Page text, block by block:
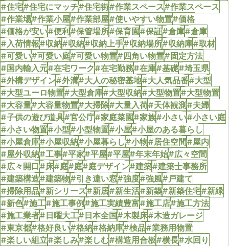
#住宅#住宅にマッチ#住宅街#作業スペース#作業スペース
#作業場#作業小屋#作業部屋#使いやすい物置#価格
#価格が安い#便利#保管場所#保育園#保証#倉庫#倉庫
#入荷情報#収納#収納#収納上手#収納場所#収納庫#取材
#可愛い#可愛い庭#可愛い物置#四角い物置#固定方法
#国内輸入元#在宅ワーク#在宅勤務#在庫#基礎#埼玉県
#外構デザイン#外溝#大人の秘密基地#大人気品番#大型
#大型ユーロ物置#大型倉庫#大型収納#大型物置#大型物置
#大容量#大容量物置#大掃除#大量入荷#天体観測#夫婦
#子供の遊び道具#官公庁#家庭菜園#家族#小さい#小さい庭
#小さい物置#小型#小型物置#小屋#小屋のある暮らし
#小屋倉庫#小屋収納#小屋暮らし#小物#居住空間#屋内
#屋外収納#工事#平家#平屋#平屋#年末年始#広々空間
#広々開口#床#庭#庭#庭デザイン#建築#建築士事務所
#建築構造#建築物#引き違い窓#強度#強風#戸建て
#掃除用品#新シリーズ#新居#新生活#新築#新築住宅#新緑
#新色#施工#施工事例#施工実績豊富#施工店#施工方法
#施工業者#日曜大工#日本全国#木製床#木造ガレージ
#東京都#格好良い#格納#格納庫#検品#業務用物置
#楽しい組立#楽しみ#楽しむ#構造用合板#横長#水回り